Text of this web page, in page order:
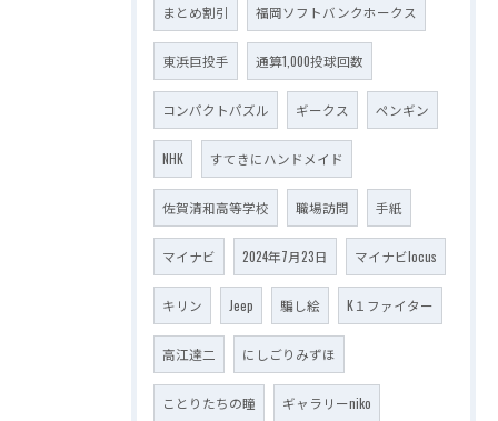
まとめ割引 福岡ソフトバンクホークス
東浜巨投手 通算1,000投球回数
コンパクトパズル ギークス ペンギン
NHK すてきにハンドメイド
佐賀清和高等学校 職場訪問 手紙
マイナビ 2024年7月23日 マイナビlocus
キリン Jeep 騙し絵 K１ファイター
高江達二 にしごりみずほ
ことりたちの瞳 ギャラリーniko